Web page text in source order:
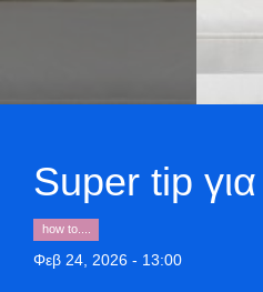
Super tip
how to....
Φεβ 24, 2026 - 13:00